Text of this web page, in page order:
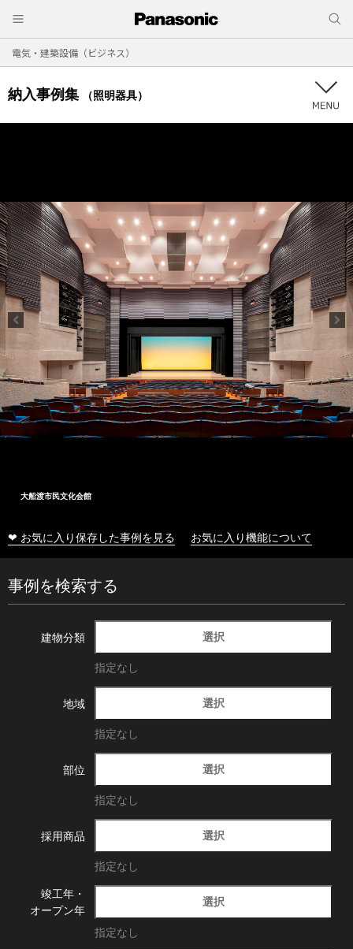
電気・建築設備（ビジネス）
納入事例集 （照明器具）
大船渡市民文化会館
❤ お気に入り保存した事例を見る お気に入り機能について
事例を検索する
建物分類 選択
指定なし
地域 選択
指定なし
部位 選択
指定なし
採用商品 選択
指定なし
竣工年・
オープン年
選択
指定なし